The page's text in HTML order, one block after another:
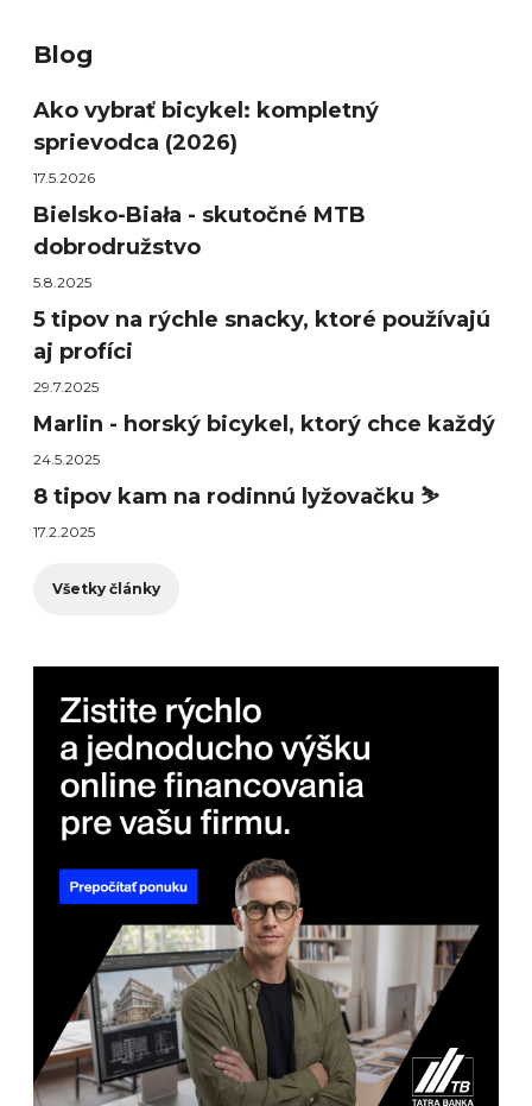
Blog
Ako vybrať bicykel: kompletný
sprievodca (2026)
17.5.2026
Bielsko-Biała - skutočné MTB
dobrodružstvo
5.8.2025
5 tipov na rýchle snacky, ktoré používajú
aj profíci
29.7.2025
Marlin - horský bicykel, ktorý chce každý
24.5.2025
8 tipov kam na rodinnú lyžovačku ⛷️
17.2.2025
Všetky články